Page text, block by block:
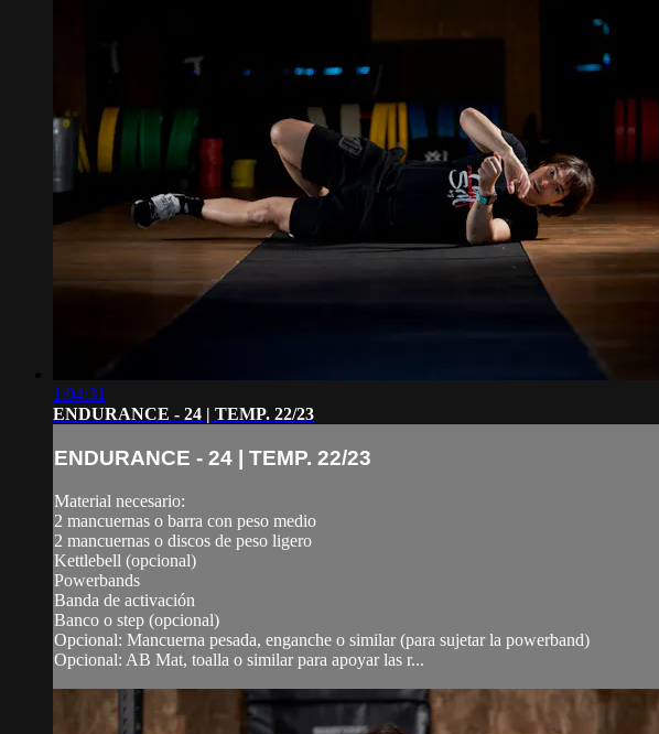
1:04:31
ENDURANCE - 24 | TEMP. 22/23
ENDURANCE - 24 | TEMP. 22/23
Material necesario:
2 mancuernas o barra con peso medio
2 mancuernas o discos de peso ligero
Kettlebell (opcional)
Powerbands
Banda de activación
Banco o step (opcional)
Opcional: Mancuerna pesada, enganche o similar (para sujetar la powerband)
Opcional: AB Mat, toalla o similar para apoyar las r...